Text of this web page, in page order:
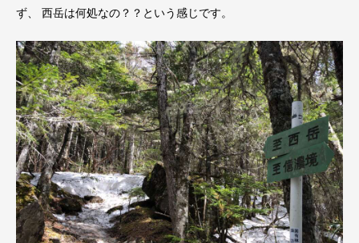
ず、 西岳は何処なの？？という感じです。